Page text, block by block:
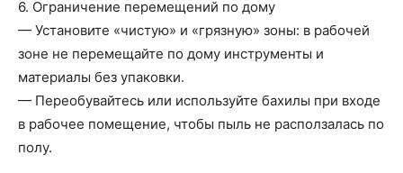
6. Ограничение перемещений по дому
— Установите «чистую» и «грязную» зоны: в рабочей
зоне не перемещайте по дому инструменты и
материалы без упаковки.
— Переобувайтесь или используйте бахилы при входе
в рабочее помещение, чтобы пыль не расползалась по
полу.